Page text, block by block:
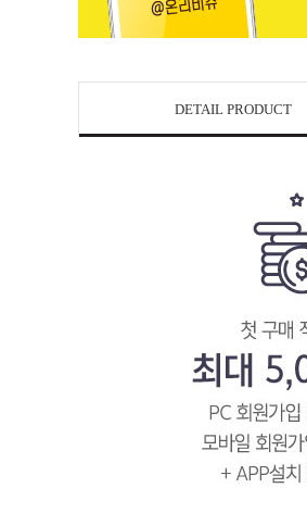
DETAIL PRODUCT